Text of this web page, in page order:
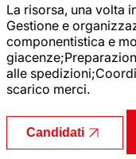
La risorsa, una volta
Gestione e
componentistica e
alle
scarico merci.
Candidati